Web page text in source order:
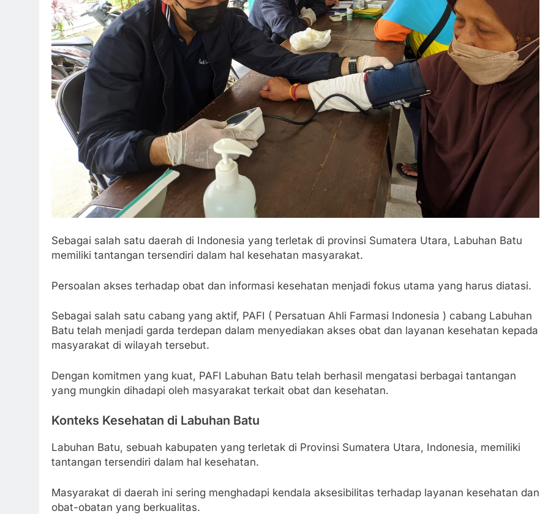
Sebagai salah satu daerah di Indonesia yang terletak di provinsi Sumatera Utara, Labuhan Batu
memiliki tantangan tersendiri dalam hal kesehatan masyarakat.
Persoalan akses terhadap obat dan informasi kesehatan menjadi fokus utama yang harus diatasi.
Sebagai salah satu cabang yang aktif, PAFI ( Persatuan Ahli Farmasi Indonesia ) cabang Labuhan
Batu telah menjadi garda terdepan dalam menyediakan akses obat dan layanan kesehatan kepada
masyarakat di wilayah tersebut.
Dengan komitmen yang kuat, PAFI Labuhan Batu telah berhasil mengatasi berbagai tantangan
yang mungkin dihadapi oleh masyarakat terkait obat dan kesehatan.
Konteks Kesehatan di Labuhan Batu
Labuhan Batu, sebuah kabupaten yang terletak di Provinsi Sumatera Utara, Indonesia, memiliki
tantangan tersendiri dalam hal kesehatan.
Masyarakat di daerah ini sering menghadapi kendala aksesibilitas terhadap layanan kesehatan dan
obat-obatan yang berkualitas.